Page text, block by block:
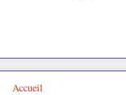
Accueil